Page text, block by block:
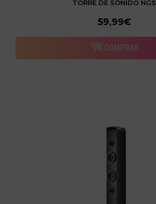
TORRE DE SONIDO NGS
59,99€
COMPRAR